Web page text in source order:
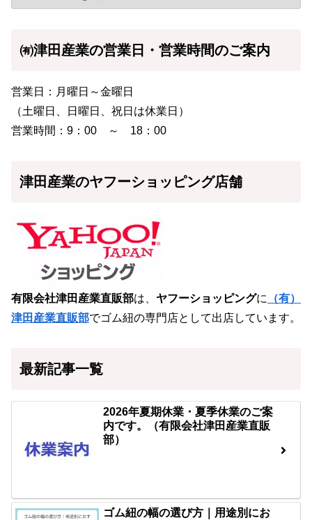
㈲津田産業の営業日・営業時間のご案内
営業日：月曜日～金曜日
（土曜日、日曜日、祝日は休業日）
営業時間：9：00 ～ 18：00
津田産業のヤフーショッピング店舗
有限会社津田産業直販部は、 ヤフーショッピングに
（有）
津田産業直販部でゴム紐の専門店として出店しています。
最新記事一覧
2026年夏期休業・夏季休業のご案
内です。（有限会社津田産業直販
部）
ゴム紐の幅の選び方｜用途別にお